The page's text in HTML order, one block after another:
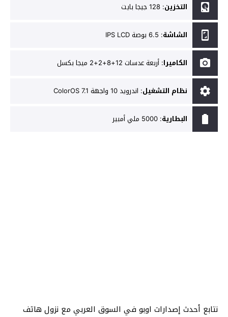
التخزين: 128 جيجا بايت
الشاشة: 6.5 بوصة IPS LCD
الكاميرا: أربعة عدسات 12+8+2+2 ميجا بكسل
نظام التشغيل: اندرويد 10 واجهة ColorOS 7.1
البطارية: 5000 ملي أمبير
نتابع أحدث إصدارات اوبو في السوق العربي مع نزول هاتف